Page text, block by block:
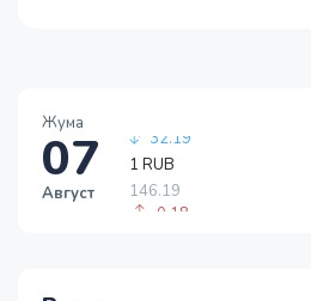
Жума
07
Август
1 RUB
146.19
-0.18